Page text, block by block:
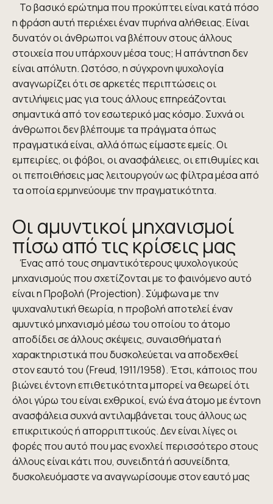
Το βασικό ερώτημα που προκύπτει είναι κατά πόσο
η φράση αυτή περιέχει έναν πυρήνα αλήθειας. Είναι
δυνατόν οι άνθρωποι να βλέπουν στους άλλους
στοιχεία που υπάρχουν μέσα τους; Η απάντηση δεν
είναι απόλυτη. Ωστόσο, η σύγχρονη ψυχολογία
αναγνωρίζει ότι σε αρκετές περιπτώσεις οι
αντιλήψεις μας για τους άλλους επηρεάζονται
σημαντικά από τον εσωτερικό μας κόσμο. Συχνά οι
άνθρωποι δεν βλέπουμε τα πράγματα όπως
πραγματικά είναι, αλλά όπως είμαστε εμείς. Οι
εμπειρίες, οι φόβοι, οι ανασφάλειες, οι επιθυμίες και
οι πεποιθήσεις μας λειτουργούν ως φίλτρα μέσα από
τα οποία ερμηνεύουμε την πραγματικότητα.
Οι αμυντικοί μηχανισμοί
πίσω από τις κρίσεις μας
Ένας από τους σημαντικότερους ψυχολογικούς
μηχανισμούς που σχετίζονται με το φαινόμενο αυτό
είναι η Προβολή (Projection). Σύμφωνα με την
ψυχαναλυτική θεωρία, η προβολή αποτελεί έναν
αμυντικό μηχανισμό μέσω του οποίου το άτομο
αποδίδει σε άλλους σκέψεις, συναισθήματα ή
χαρακτηριστικά που δυσκολεύεται να αποδεχθεί
στον εαυτό του (Freud, 1911/1958). Έτσι, κάποιος που
βιώνει έντονη επιθετικότητα μπορεί να θεωρεί ότι
όλοι γύρω του είναι εχθρικοί, ενώ ένα άτομο με έντονη
ανασφάλεια συχνά αντιλαμβάνεται τους άλλους ως
επικριτικούς ή απορριπτικούς. Δεν είναι λίγες οι
φορές που αυτό που μας ενοχλεί περισσότερο στους
άλλους είναι κάτι που, συνειδητά ή ασυνείδητα,
δυσκολευόμαστε να αναγνωρίσουμε στον εαυτό μας